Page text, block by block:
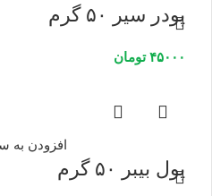
پودر سیر ۵۰ گرم
۴۵۰۰۰ تومان
افزودن به
پول بیبر ۵۰ گرم